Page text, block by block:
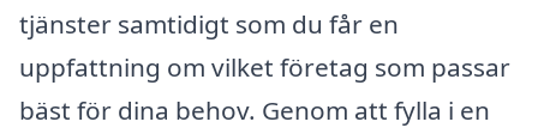
tjänster samtidigt som du får en
uppfattning om vilket företag som passar
bäst för dina behov. Genom att fylla i en